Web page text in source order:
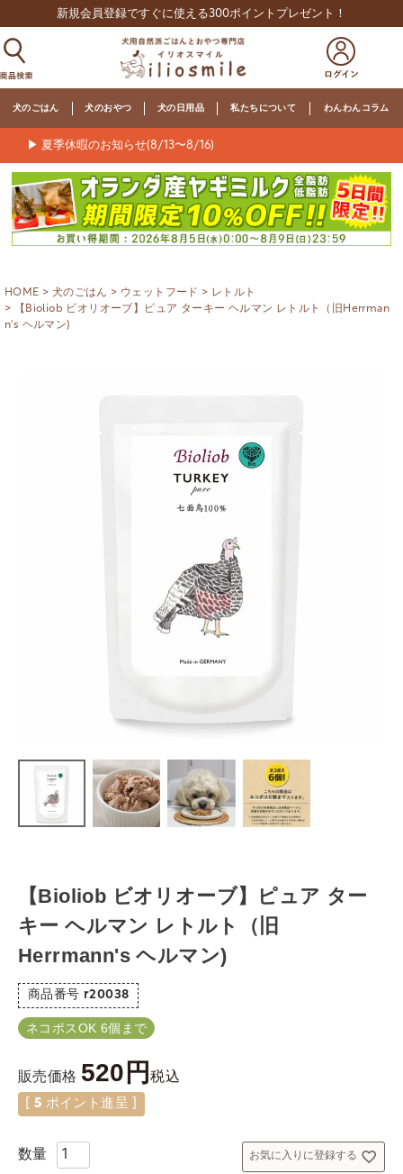
新規会員登録ですぐに使える300ポイントプレゼント！
犬のごはん 犬のおやつ 犬の日用品 私たちについて わんわんコラム
▶ 夏季休暇のお知らせ(8/13〜8/16)
HOME 犬のごはん ウェットフード
レトルト
【Bioliob ビオリオーブ】ピュア ターキー ヘルマン レトルト（旧Herrman
n's ヘルマン)
【Bioliob ビオリオーブ】ピュア ター
キー ヘルマン レトルト（旧
Herrmann's ヘルマン)
商品番号 r20038
ネコポスOK 6個まで
販売価格 520 税込
5 ポイント進呈 ]
お気に入りに登録する